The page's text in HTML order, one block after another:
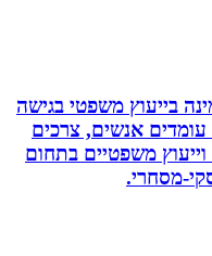
משפטי בגישה
אנשים, צרכים
משפטיים בתחום